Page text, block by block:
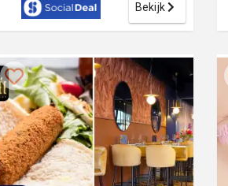
Bekijk